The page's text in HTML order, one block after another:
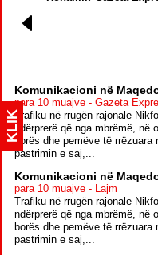
Komunikacioni në
para 10 muajve - Gazeta
Trafiku në rrugën rajonale
ndërprerë që nga mbrëmë, në
borës dhe pemëve të rrëzuara
pastrimin e saj,...
Komunikacioni në
para 10 muajve - Lajm
Trafiku në rrugën rajonale
ndërprerë që nga mbrëmë, në
borës dhe pemëve të rrëzuara
pastrimin e saj,...
KLIK